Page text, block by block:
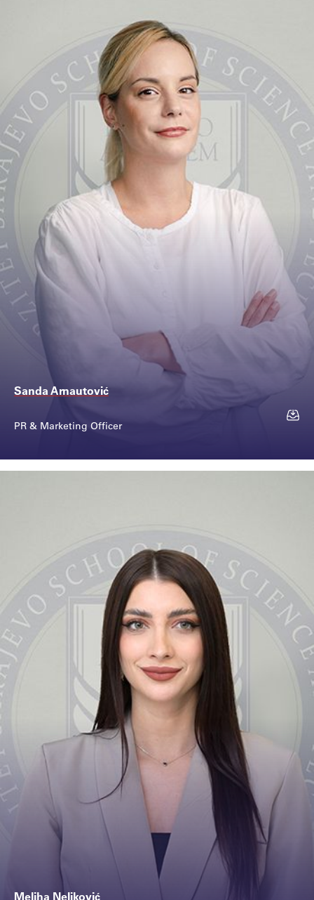
emina.merkez@ssst.ed...
Sanda Arnautović
PR & Marketing Officer
Meliha Neljković